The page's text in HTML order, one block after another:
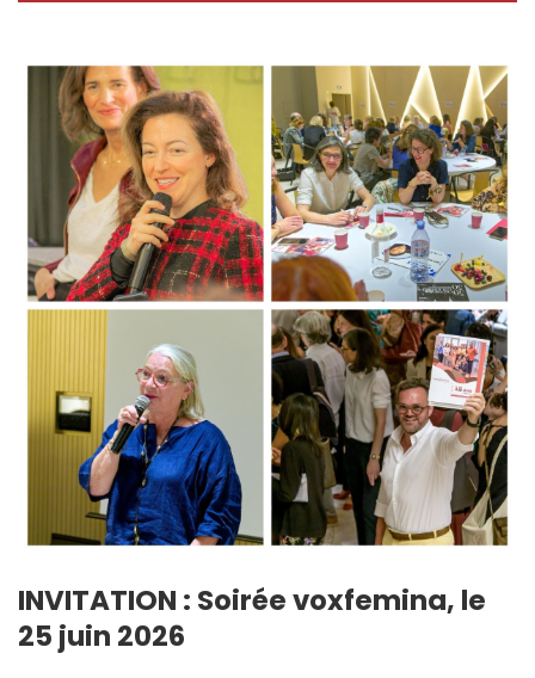
INVITATION : Soirée voxfemina, le
25 juin 2026